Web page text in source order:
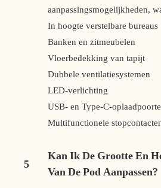
aanpassingsmogelijkheden,
In hoogte verstelbare bureaus
Banken en zitmeubelen
Vloerbedekking van tapijt
Dubbele ventilatiesystemen
LED-verlichting
USB- en Type-C-
Multifunctionele
5
Kan Ik De Grootte En
Van De Pod Aanpassen?